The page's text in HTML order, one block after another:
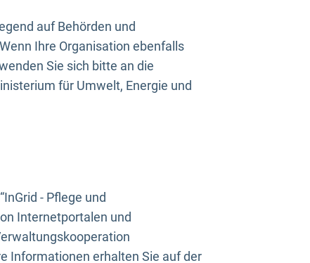
auf Behörden und
Ihre Organisation ebenfalls
Sie sich bitte an die
für Umwelt, Energie und
- Pflege und
Internetportalen und
Informationen erhalten Sie auf der